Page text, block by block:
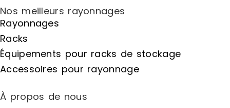
livraison : 3-7 jours ouvrés
Nos meilleurs rayonnages
Rayonnages
Racks
Équipements pour racks de stockage
Accessoires pour rayonnage
À propos de nous